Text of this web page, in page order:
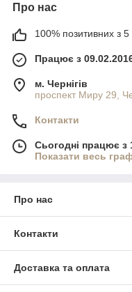
Про нас
100% позитивних з 5
Працює з
м. Чернігів
проспект Миру 29,
Контакти
Сьогодні працює з
Показати весь
Про нас
Контакти
Доставка та оплата